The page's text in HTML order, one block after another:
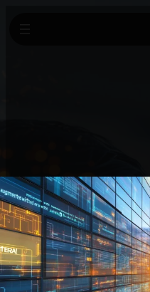
Nach den ernsten
Mit einem einfachen Prompt
digitale Karikaturen
stark stilisierte Zeichnungen
markante Gesichtszüge
realistische Details mit